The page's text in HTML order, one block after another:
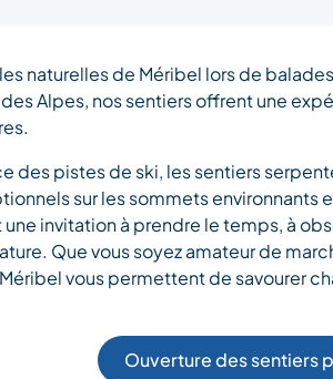
naturelles de Méribel lors de
Alpes, nos sentiers offrent une
des pistes de ski, les sentiers
sur les sommets environnants
invitation à prendre le temps, à
Que vous soyez amateur de
vous permettent de savourer
Ouverture des sentiers